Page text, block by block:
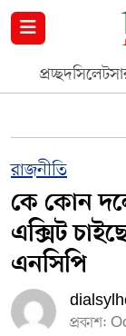
প্রচ্ছদসিলেট
রাজনীতি
কে কোন
এক্সিট
এনসিপি
প্রকাশ:
নগর পরিকল্পনা
সুনামগঞ্জ
হবিগঞ্জ
মৌলভীবাজার
জাতীয়
আন্তর্জাতিক
মুক্তমত
YOUTUBE
FACEBOOK
TERMS &
EDITOR &